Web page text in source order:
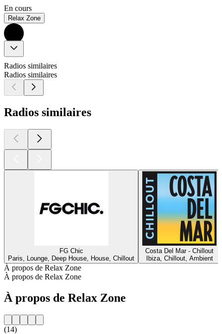
En cours
Relax Zone
Radios similaires
Radios similaires
Radios similaires
FG Chic
Paris, Lounge, Deep House, House, Chillout
Costa Del Mar - Chillout
Ibiza, Chillout, Ambient
À propos de Relax Zone
À propos de Relax Zone
À propos de Relax Zone
(14)